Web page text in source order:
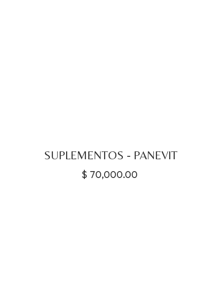
SUPLEMENTOS - PANEVIT
$ 70,000.00